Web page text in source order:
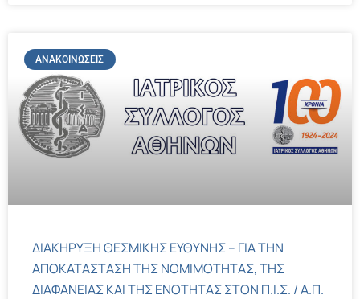
ΑΝΑΚΟΙΝΏΣΕΙΣ
ΔΙΑΚΗΡΥΞΗ ΘΕΣΜΙΚΗΣ ΕΥΘΥΝΗΣ – ΓΙΑ ΤΗΝ
ΑΠΟΚΑΤΑΣΤΑΣΗ ΤΗΣ ΝΟΜΙΜΟΤΗΤΑΣ, ΤΗΣ
ΔΙΑΦΑΝΕΙΑΣ ΚΑΙ ΤΗΣ ΕΝΟΤΗΤΑΣ ΣΤΟΝ Π.Ι.Σ. / Α.Π.